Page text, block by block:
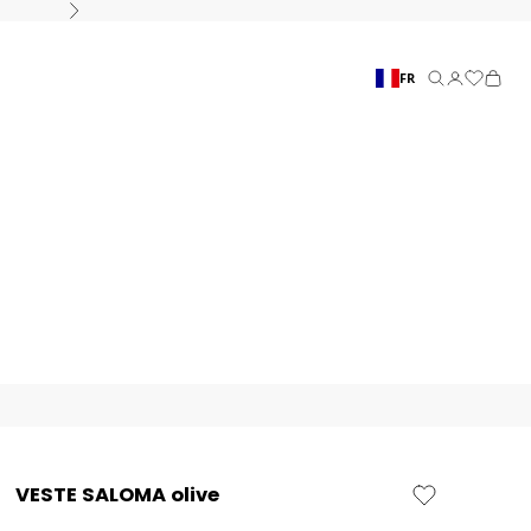
Suivant
FR Recherche
Connexion
Panier
VESTE SALOMA olive